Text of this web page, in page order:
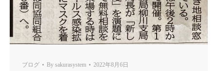
ブログ By sakurasystem 2022年8月6日